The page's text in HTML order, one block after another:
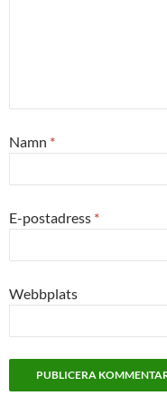
Namn *
E-postadress *
Webbplats